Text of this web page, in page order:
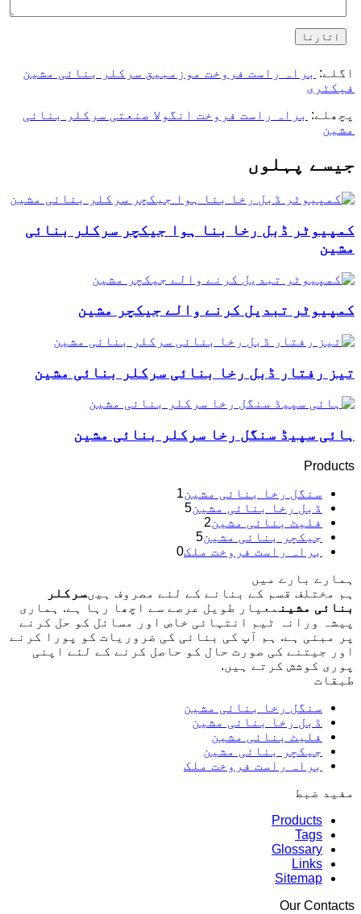
اتارنا
اگلے: براہ راست فروخت موزمبیق سرکلر بنائی مشین
فیکٹری
پچھلے: براہ راست فروخت انگولا صنعتی سرکلر بنائی
مشین
جیسے پہلوں
کمپیوٹر ڈبل رخا بنا ہوا جیکچر سرکلر بنائی
مشین
کمپیوٹر تبدیل کرنے والے جیکچر مشین
تیز رفتار ڈبل رخا بنائی سرکلر بنائی مشین
ہائی سپیڈ سنگل رخا سرکلر بنائی مشین
Products
سنگل رخا بنائی مشین1
ڈبل رخا بنائی مشین5
فلیٹ بنائی مشین2
جیکچر بنائی مشین5
براہ راست فروخت ملک0
ہمارے بارے میں
ہم مختلف قسم کے بنانے کے لئے مصروف ہیںسرکلر
بنائی مشینمعیار طویل عرصے سے اچھا رہا ہے. ہماری
پیشہ ورانہ ٹیم انتہائی خاص اور مسائل کو حل کرنے
پر مبنی ہے. ہم آپ کی بنائی کی ضروریات کو پورا کرنے
اور جیتنے کی صورت حال کو حاصل کرنے کے لئے اپنی
پوری کوشش کرتے ہیں.
طبقات
سنگل رخا بنائی مشین
ڈبل رخا بنائی مشین
فلیٹ بنائی مشین
جیکچر بنائی مشین
براہ راست فروخت ملک
مفید ضبط
Products
Tags
Glossary
Links
Sitemap
Our Contacts